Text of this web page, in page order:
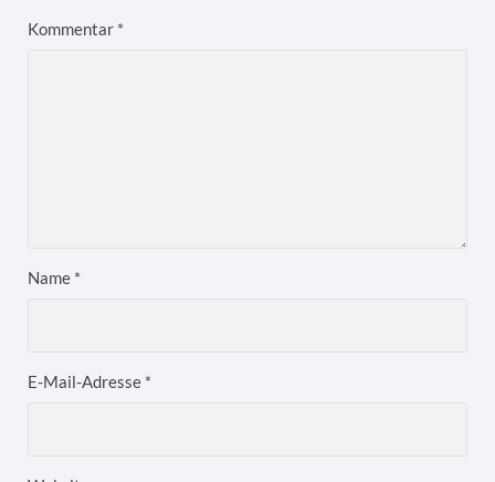
Kommentar *
Name *
E-Mail-Adresse *